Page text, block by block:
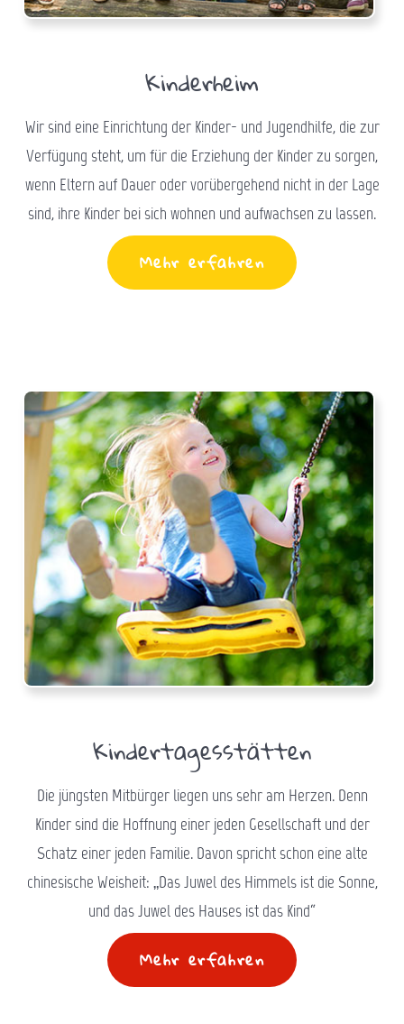
Kinderheim
Wir sind eine Einrichtung der Kinder- und Jugendhilfe, die zur
Verfügung steht, um für die Erziehung der Kinder zu sorgen,
wenn Eltern auf Dauer oder vorübergehend nicht in der Lage
sind, ihre Kinder bei sich wohnen und aufwachsen zu lassen.
Mehr erfahren
Kindertagesstätten
Die jüngsten Mitbürger liegen uns sehr am Herzen. Denn
Kinder sind die Hoffnung einer jeden Gesellschaft und der
Schatz einer jeden Familie. Davon spricht schon eine alte
chinesische Weisheit: „Das Juwel des Himmels ist die Sonne,
und das Juwel des Hauses ist das Kind“
Mehr erfahren